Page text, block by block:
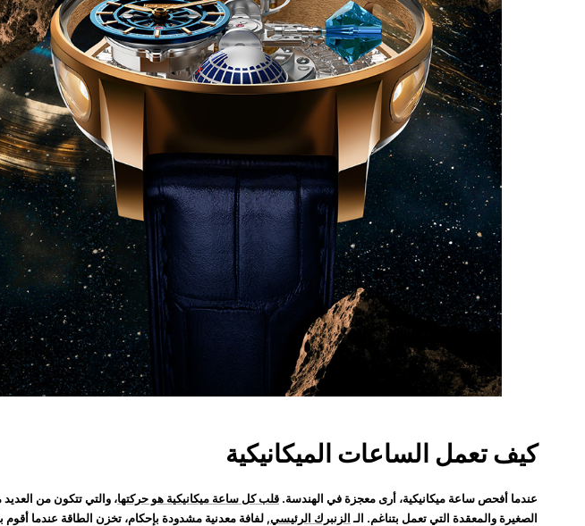
كيف تعمل الساعات الميكانيكية
عندما أفحص ساعة ميكانيكية، أرى معجزة في الهندسة. قلب كل ساعة ميكانيكية هو حركتها، والتي تتكون من العديد
الصغيرة والمعقدة التي تعمل بتناغم. الـ الزنبرك الرئيسي, لفافة معدنية مشدودة بإحكام، تخزن الطاقة عندما أقوم